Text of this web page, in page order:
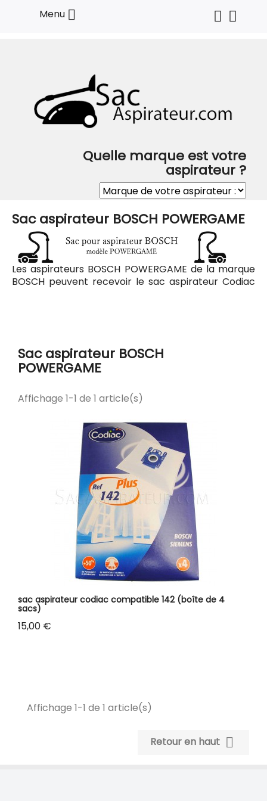
Menu 
Quelle marque est votre
aspirateur ?
Sac aspirateur BOSCH POWERGAME
Les aspirateurs BOSCH POWERGAME de la marque
BOSCH peuvent recevoir le sac aspirateur Codiac
Sac aspirateur BOSCH
POWERGAME
Affichage 1-1 de 1 article(s)
sac aspirateur codiac compatible 142 (boîte de 4
sacs)
Prix
15,00 €
Affichage 1-1 de 1 article(s)
Retour en haut 